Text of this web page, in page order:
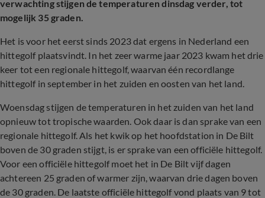
verwachting stijgen de temperaturen dinsdag verder, tot
mogelijk 35 graden.
Het is voor het eerst sinds 2023 dat ergens in Nederland een
hittegolf plaatsvindt. In het zeer warme jaar 2023 kwam het drie
keer tot een regionale hittegolf, waarvan één recordlange
hittegolf in september in het zuiden en oosten van het land.
Woensdag stijgen de temperaturen in het zuiden van het land
opnieuw tot tropische waarden. Ook daar is dan sprake van een
regionale hittegolf. Als het kwik op het hoofdstation in De Bilt
boven de 30 graden stijgt, is er sprake van een officiële hittegolf.
Voor een officiële hittegolf moet het in De Bilt vijf dagen
achtereen 25 graden of warmer zijn, waarvan drie dagen boven
de 30 graden. De laatste officiële hittegolf vond plaats van 9 tot